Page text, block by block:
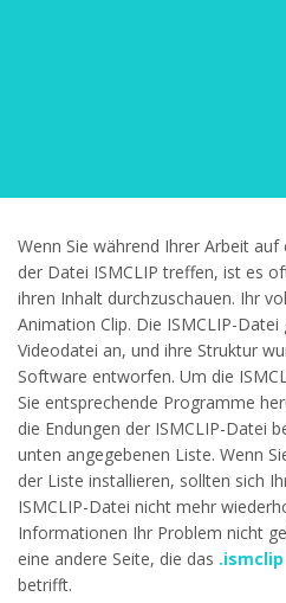
Wenn Sie während Ihrer Arbeit
der Datei ISMCLIP treffen, ist es
ihren Inhalt durchzuschauen. Ihr
Animation Clip. Die ISMCLIP-
Videodatei an, und ihre Struktur
Software entworfen. Um die
Sie entsprechende Programme
die Endungen der ISMCLIP-Datei
unten angegebenen Liste. Wenn
der Liste installieren, sollten sich
ISMCLIP-Datei nicht mehr
Informationen Ihr Problem nicht
eine andere Seite, die das
betrifft.